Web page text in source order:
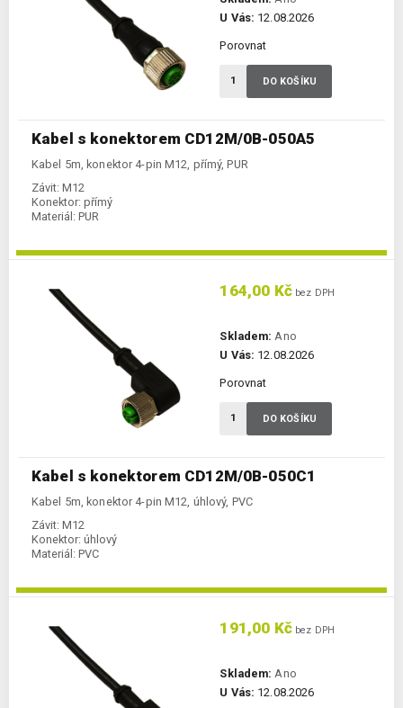
Kabel s konektorem CD12M/0B-050A5
Kabel 5m, konektor 4-pin M12, přímý, PUR
Závit: M12
Konektor: přímý
Materiál: PUR
U Vás: 12.08.2026
Porovnat
DO KOŠÍKU
Kabel s konektorem CD12M/0B-050C1
Kabel 5m, konektor 4-pin M12, úhlový, PVC
Závit: M12
Konektor: úhlový
Materiál: PVC
164,00 Kč bez DPH
Skladem: Ano
U Vás: 12.08.2026
Porovnat
DO KOŠÍKU
191,00 Kč bez DPH
Skladem: Ano
U Vás: 12.08.2026